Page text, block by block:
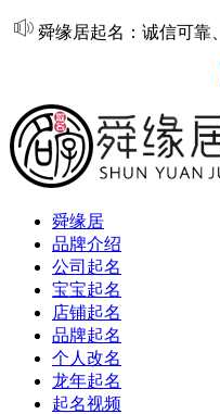
舜缘居起名：诚信可靠
舜缘居
品牌介绍
公司起名
宝宝起名
店铺起名
品牌起名
个人改名
龙年起名
起名视频